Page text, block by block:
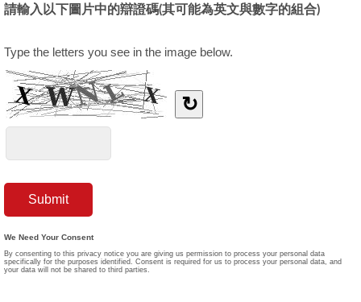
請輸入以下圖片中的辯證碼(其可能為英文與數字的組合)
Type the letters you see in the image below.
↻
We Need Your Consent
By consenting to this privacy notice you are giving us permission to process your personal data
specifically for the purposes identified. Consent is required for us to process your personal data, and
your data will not be shared to third parties.